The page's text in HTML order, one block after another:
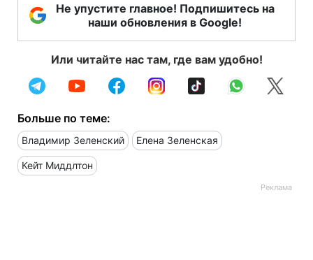
Не упустите главное! Подпишитесь на
наши обновления в Google!
Или читайте нас там, где вам удобно!
Больше по теме:
Владимир Зеленский Елена Зеленская
Кейт Миддлтон